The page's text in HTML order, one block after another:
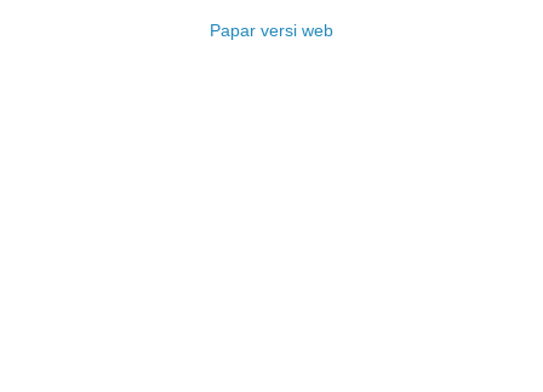
Papar versi web